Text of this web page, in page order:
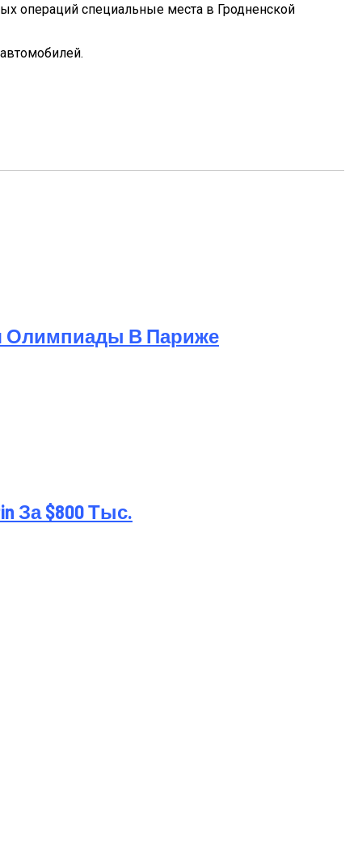
операций специальные места в Гродненской
Олимпиады В Париже
За $800 Тыс.